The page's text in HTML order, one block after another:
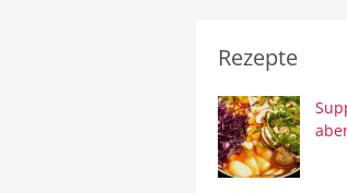
Rezepte